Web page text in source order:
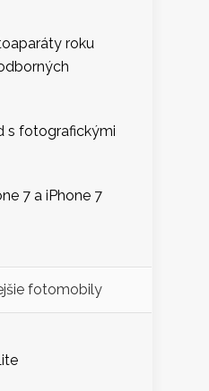
roku
s fotografickými
7 a iPhone 7
fotomobily